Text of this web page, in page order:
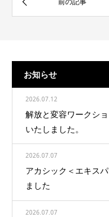
お知らせ
2026.07.12
解放と変容ワークシ
いたしました。
2026.07.07
アカシック＜エキス
ました
2026.07.07